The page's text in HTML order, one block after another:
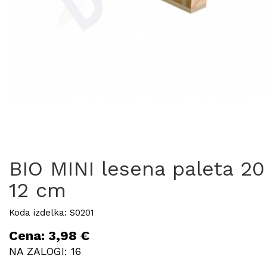
BIO MINI lesena paleta
12 cm
Koda izdelka: S0201
Cena: 3,98 €
NA ZALOGI: 16